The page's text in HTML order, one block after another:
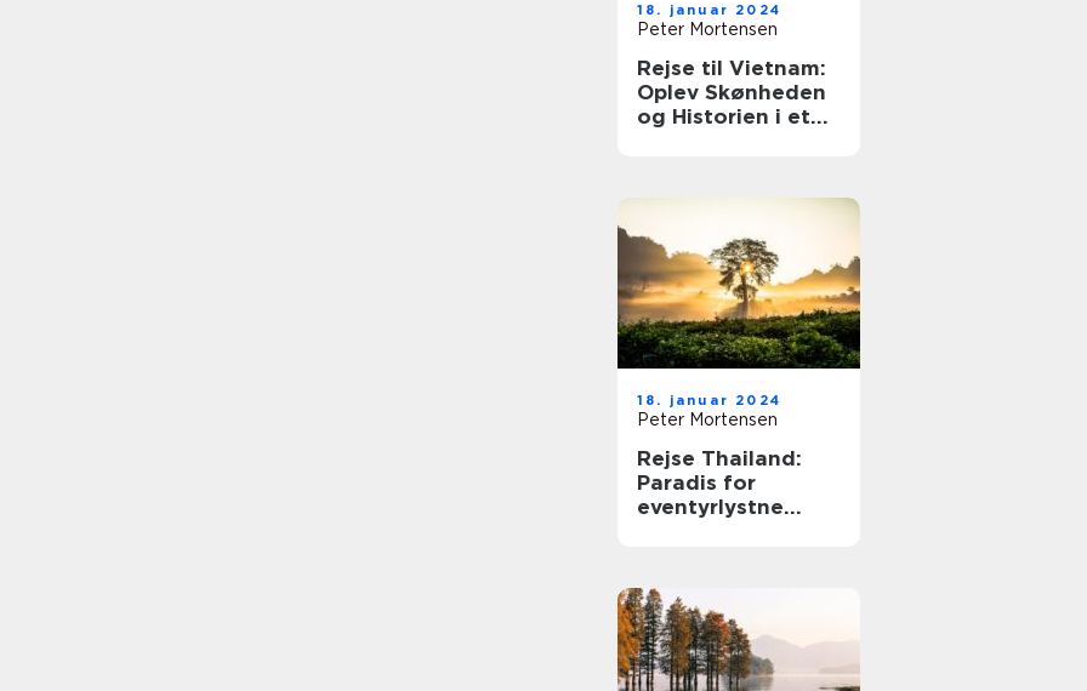
18. januar 2024
Peter Mortensen
Rejse til Vietnam:
Oplev Skønheden
og Historien i et
18. januar 2024
Peter Mortensen
Rejse Thailand:
Paradis for
eventyrlystne